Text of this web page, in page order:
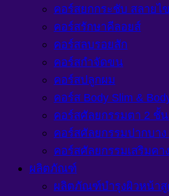
คอร์สยกกระชับ สลายไ
คอร์สรักษาคีลอยส์
คอร์สลบรอยสัก
คอร์สกำจัดขน
คอร์สปลูกผม
คอร์ส Body Slim &
คอร์สศัลยกรรมตา 2 ชั้น
คอร์สศัลยกรรมปากบา
คอร์สศัลยกรรมเสริมคาง
ผลิตภัณฑ์
ผลิตภัณฑ์บำรุงผิวหน้าสู